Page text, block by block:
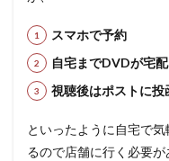
勝部演之
千葉雄大
千葉順
南川達馬
南明奈
南部雅一
南里侑
千葉耕市
原周平
スマホで予約
自宅までDVDが宅
視聴後はポストに投
といったように自宅で
るので店舗に行く必要が